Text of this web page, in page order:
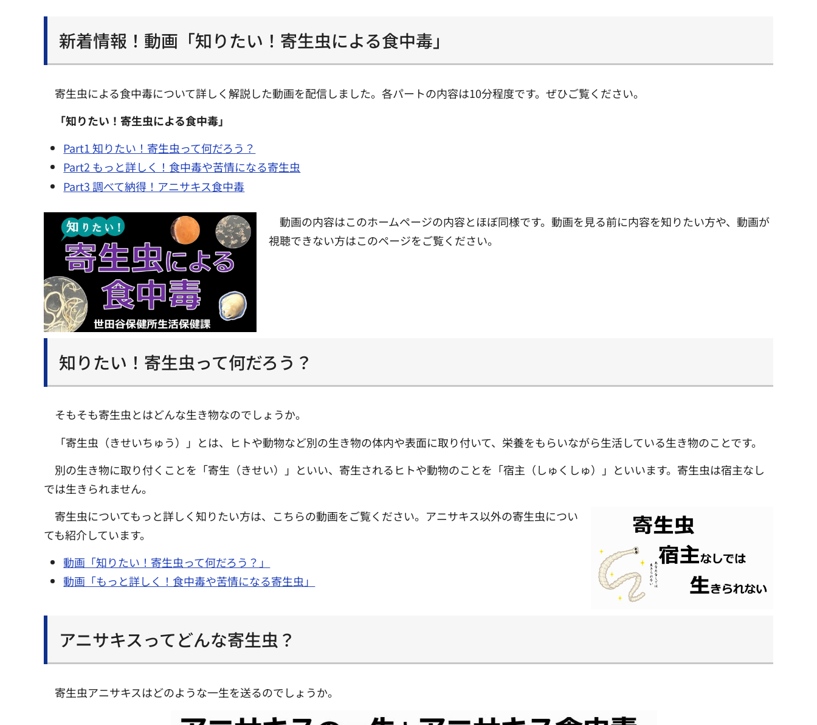
新着情報！動画「知りたい！寄生虫による食中毒」
寄生虫による食中毒について詳しく解説した動画を配信しました。各パートの内容は10分程度です。ぜひご覧ください。
「知りたい！寄生虫による食中毒」
Part1 知りたい！寄生虫って何だろう？
Part2 もっと詳しく！食中毒や苦情になる寄生虫
Part3 調べて納得！アニサキス食中毒
動画の内容はこのホームページの内容とほぼ同様です。動画を見る前に内容を知りたい方や、動画が
視聴できない方はこのページをご覧ください。
知りたい！寄生虫って何だろう？
そもそも寄生虫とはどんな生き物なのでしょうか。
「寄生虫（きせいちゅう）」とは、ヒトや動物など別の生き物の体内や表面に取り付いて、栄養をもらいながら生活している生き物のことです。
別の生き物に取り付くことを「寄生（きせい）」といい、寄生されるヒトや動物のことを「宿主（しゅくしゅ）」といいます。寄生虫は宿主なし
では生きられません。
寄生虫についてもっと詳しく知りたい方は、こちらの動画をご覧ください。アニサキス以外の寄生虫につい
ても紹介しています。
動画「知りたい！寄生虫って何だろう？」
動画「もっと詳しく！食中毒や苦情になる寄生虫」
アニサキスってどんな寄生虫？
寄生虫アニサキスはどのような一生を送るのでしょうか。